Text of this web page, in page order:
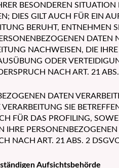
BESONDEREN
DIES GILT AUCH FÜR EIN
BERUHT, ENTNEHMEN
NACHWEISEN, DIE
ODER
NACH ART. 21
DATEN
SIE
FÜR DAS PROFILING,
IHRE
NACH ART. 21 ABS. 2
Aufsichtsbehörde